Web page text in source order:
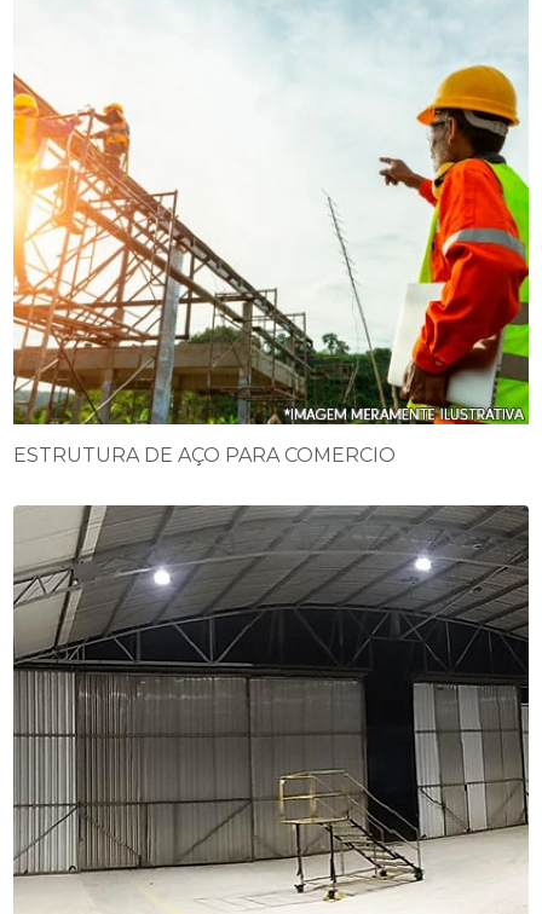
ESTRUTURA DE AÇO PARA COMERCIO